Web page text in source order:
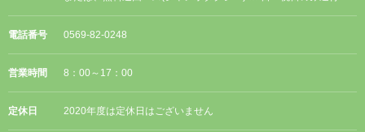
電話番号 0569-82-0248
営業時間 8：00～17：00
定休日 2020年度は定休日はございません